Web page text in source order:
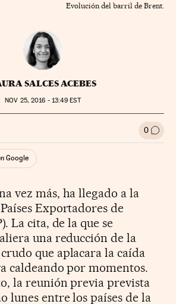
Evolución del barril de Brent.
SALCES ACEBES
NOV 25, 2016 - 13:49 EST
en TwitterRedes Sociales 0 Ir a
Google
vez más, ha llegado a la
Exportadores de
La cita, de la que se
una reducción de la
que aplacara la caída
caldeando por momentos.
la reunión previa prevista
lunes entre los países de la